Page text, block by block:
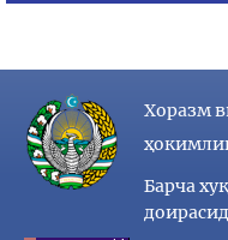
Хоразм
Барча